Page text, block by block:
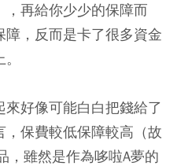
再給你少少的保障而
，反而是卡了很多資金
好像可能白白把錢給了
保費較低保障較高（故
，雖然是作為哆啦A夢的